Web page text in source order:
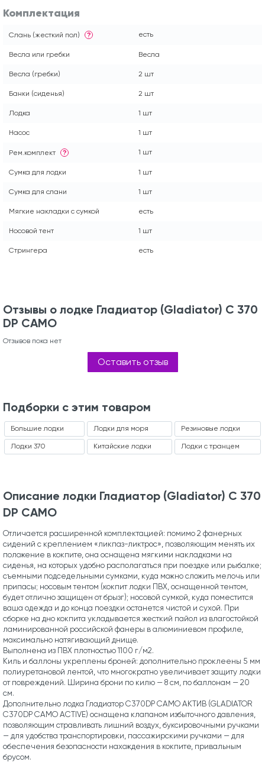
Комплектация
Слань (жесткий пол) ? есть
Весла или гребки Весла
Весла (гребки) 2 шт
Банки (сиденья) 2 шт
Лодка 1 шт
Насос 1 шт
Рем.комплект ? 1 шт
Сумка для лодки 1 шт
Сумка для слани 1 шт
Мягкие накладки с сумкой есть
Носовой тент 1 шт
Стрингера есть
Отзывы о лодке Гладиатор (Gladiator) С 370
DP CAMO
Отзывов пока нет
Оставить отзыв
Подборки с этим товаром
Большие лодки
Лодки 370
Лодки для моря
Китайские лодки
Резиновые лодки
Лодки с транцем
Описание лодки Гладиатор (Gladiator) С 370
DP CAMO
Отличается расширенной комплектацией: помимо 2 фанерных
сидений с креплением «ликпаз-ликтрос», позволяющим менять их
положение в кокпите, она оснащена мягкими накладками на
сиденья, на которых удобно располагаться при поездке или рыбалке;
съемными подседельными сумками, куда можно сложить мелочь или
припасы; носовым тентом (кокпит лодки ПВХ, оснащенной тентом,
будет отлично защищен от брызг); носовой сумкой, куда поместится
ваша одежда и до конца поездки останется чистой и сухой. При
сборке на дно кокпита укладывается жесткий пайол из влагостойкой
ламинированной российской фанеры в алюминиевом профиле,
максимально натягивающий днище.
Выполнена из ПВХ плотностью 1100 г/м2.
Киль и баллоны укреплены броней: дополнительно проклеены 5 мм
полиуретановой лентой, что многократно увеличивает защиту лодки
от повреждений. Ширина брони по килю — 8 см, по баллонам — 20
см.
Дополнительно лодка Гладиатор C370DP CAMO АКТИВ (GLADIATOR
C370DP CAMO ACTIVE) оснащена клапаном избыточного давления,
позволяющим стравливать лишний воздух, буксировочными ручками
— для удобства транспортировки, пассажирскими ручками — для
обеспечения безопасности нахождения в кокпите, привальным
брусом.